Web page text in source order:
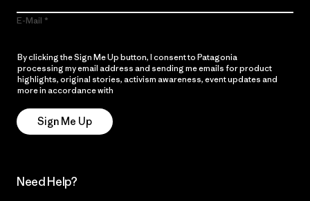
E-Mail
By clicking the Sign Me Up button, I consent to Patagonia
processing my email address and sending me emails for product
highlights, original stories, activism awareness, event updates and
more in accordance with
Sign Me Up
Need Help?